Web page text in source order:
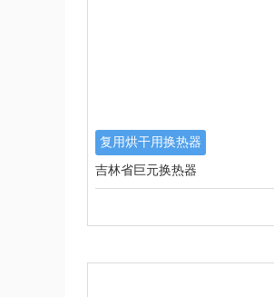
复用烘干用换热器
吉林省巨元换热器